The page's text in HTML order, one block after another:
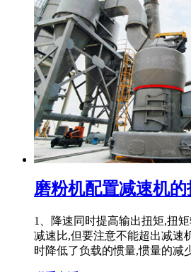
磨粉机配置减速机的
1、降速同时提高输出扭矩,扭
减速比,但要注意不能超出减速
时降低了负载的惯量,惯量的减